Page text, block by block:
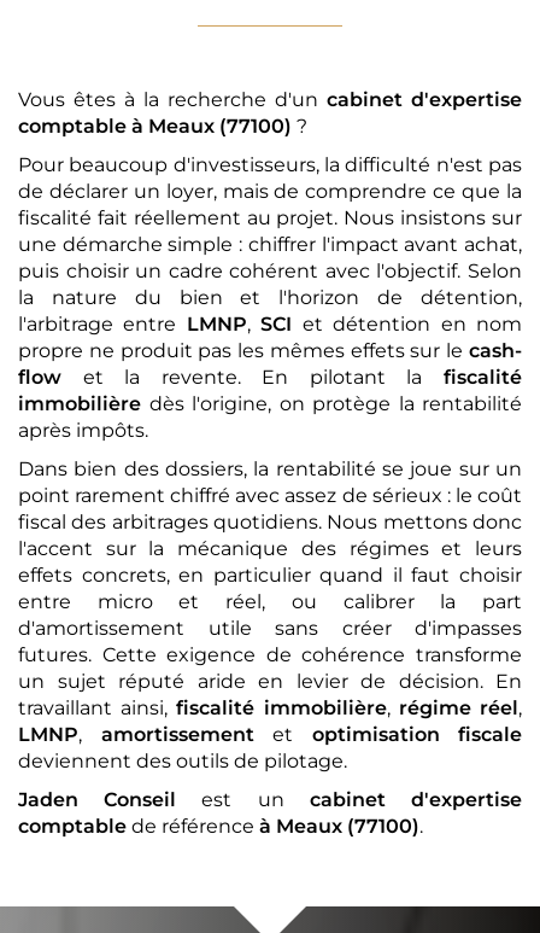
Vous êtes à la recherche d'un cabinet d'expertise
comptable à Meaux (77100) ?
Pour beaucoup d'investisseurs, la difficulté n'est pas
de déclarer un loyer, mais de comprendre ce que la
fiscalité fait réellement au projet. Nous insistons sur
une démarche simple : chiffrer l'impact avant achat,
puis choisir un cadre cohérent avec l'objectif. Selon
la nature du bien et l'horizon de détention,
l'arbitrage entre LMNP,SCI et détention en nom
propre ne produit pas les mêmes effets sur le cash-
flow et la revente. En pilotant la fiscalité
immobilière dès l'origine, on protège la rentabilité
après impôts.
Dans bien des dossiers, la rentabilité se joue sur un
point rarement chiffré avec assez de sérieux : le coût
fiscal des arbitrages quotidiens. Nous mettons donc
l'accent sur la mécanique des régimes et leurs
effets concrets, en particulier quand il faut choisir
entre micro et réel, ou calibrer la part
d'amortissement utile sans créer d'impasses
futures. Cette exigence de cohérence transforme
un sujet réputé aride en levier de décision. En
travaillant ainsi,fiscalité immobilière, régime réel,
LMNP, amortissement et optimisation fiscale
deviennent des outils de pilotage.
Jaden Conseil est un cabinet d'expertise
comptable de référence à Meaux (77100).